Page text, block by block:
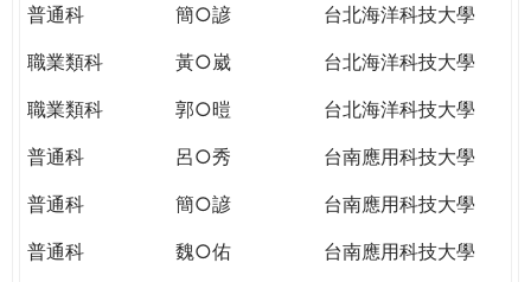
普通科
簡○諺
台北海洋科技大學
職業類科
黃○崴
台北海洋科技大學
職業類科
郭○暟
台北海洋科技大學
普通科
呂○秀
台南應用科技大學
普通科
簡○諺
台南應用科技大學
普通科
魏○佑
台南應用科技大學